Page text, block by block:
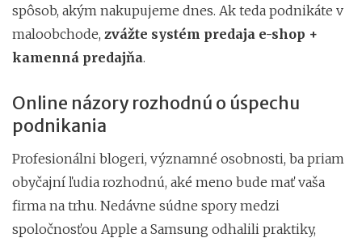
spôsob, akým nakupujeme dnes. Ak teda podnikáte v
maloobchode, zvážte systém predaja e-shop +
kamenná predajňa.
Online názory rozhodnú o úspechu
podnikania
Profesionálni blogeri, významné osobnosti, ba priam
obyčajní ľudia rozhodnú, aké meno bude mať vaša
firma na trhu. Nedávne súdne spory medzi
spoločnosťou Apple a Samsung odhalili praktiky,